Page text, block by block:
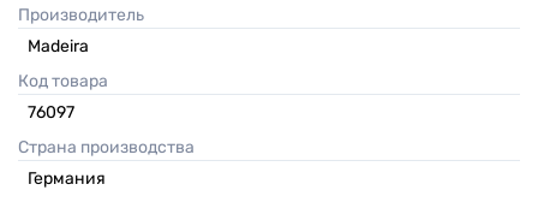
Производитель
Madeira
Код товара
76097
Страна производства
Германия